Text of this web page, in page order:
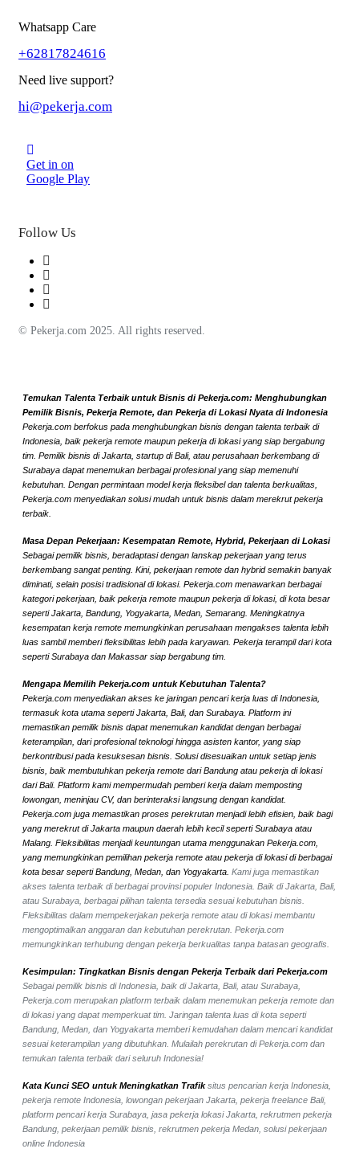
Whatsapp Care
+62817824616
Need live support?
hi@pekerja.com
Get in on
Google Play
Follow Us
© Pekerja.com 2025. All rights reserved.
Temukan Talenta Terbaik untuk Bisnis di Pekerja.com: Menghubungkan
Pemilik Bisnis, Pekerja Remote, dan Pekerja di Lokasi Nyata di Indonesia
Pekerja.com berfokus pada menghubungkan bisnis dengan talenta terbaik di
Indonesia, baik pekerja remote maupun pekerja di lokasi yang siap bergabung
tim. Pemilik bisnis di Jakarta, startup di Bali, atau perusahaan berkembang di
Surabaya dapat menemukan berbagai profesional yang siap memenuhi
kebutuhan. Dengan permintaan model kerja fleksibel dan talenta berkualitas,
Pekerja.com menyediakan solusi mudah untuk bisnis dalam merekrut pekerja
terbaik.
Masa Depan Pekerjaan: Kesempatan Remote, Hybrid, Pekerjaan di Lokasi
Sebagai pemilik bisnis, beradaptasi dengan lanskap pekerjaan yang terus
berkembang sangat penting. Kini, pekerjaan remote dan hybrid semakin banyak
diminati, selain posisi tradisional di lokasi. Pekerja.com menawarkan berbagai
kategori pekerjaan, baik pekerja remote maupun pekerja di lokasi, di kota besar
seperti Jakarta, Bandung, Yogyakarta, Medan, Semarang. Meningkatnya
kesempatan kerja remote memungkinkan perusahaan mengakses talenta lebih
luas sambil memberi fleksibilitas lebih pada karyawan. Pekerja terampil dari kota
seperti Surabaya dan Makassar siap bergabung tim.
Mengapa Memilih Pekerja.com untuk Kebutuhan Talenta?
Pekerja.com menyediakan akses ke jaringan pencari kerja luas di Indonesia,
termasuk kota utama seperti Jakarta, Bali, dan Surabaya. Platform ini
memastikan pemilik bisnis dapat menemukan kandidat dengan berbagai
keterampilan, dari profesional teknologi hingga asisten kantor, yang siap
berkontribusi pada kesuksesan bisnis. Solusi disesuaikan untuk setiap jenis
bisnis, baik membutuhkan pekerja remote dari Bandung atau pekerja di lokasi
dari Bali. Platform kami mempermudah pemberi kerja dalam memposting
lowongan, meninjau CV, dan berinteraksi langsung dengan kandidat.
Pekerja.com juga memastikan proses perekrutan menjadi lebih efisien, baik bagi
yang merekrut di Jakarta maupun daerah lebih kecil seperti Surabaya atau
Malang. Fleksibilitas menjadi keuntungan utama menggunakan Pekerja.com,
yang memungkinkan pemilihan pekerja remote atau pekerja di lokasi di berbagai
kota besar seperti Bandung, Medan, dan Yogyakarta. Kami juga memastikan
akses talenta terbaik di berbagai provinsi populer Indonesia. Baik di Jakarta, Bali,
atau Surabaya, berbagai pilihan talenta tersedia sesuai kebutuhan bisnis.
Fleksibilitas dalam mempekerjakan pekerja remote atau di lokasi membantu
mengoptimalkan anggaran dan kebutuhan perekrutan. Pekerja.com
memungkinkan terhubung dengan pekerja berkualitas tanpa batasan geografis.
Kesimpulan: Tingkatkan Bisnis dengan Pekerja Terbaik dari Pekerja.com
Sebagai pemilik bisnis di Indonesia, baik di Jakarta, Bali, atau Surabaya,
Pekerja.com merupakan platform terbaik dalam menemukan pekerja remote dan
di lokasi yang dapat memperkuat tim. Jaringan talenta luas di kota seperti
Bandung, Medan, dan Yogyakarta memberi kemudahan dalam mencari kandidat
sesuai keterampilan yang dibutuhkan. Mulailah perekrutan di Pekerja.com dan
temukan talenta terbaik dari seluruh Indonesia!
Kata Kunci SEO untuk Meningkatkan Trafiksitus pencarian kerja Indonesia,
pekerja remote Indonesia, lowongan pekerjaan Jakarta, pekerja freelance Bali,
platform pencari kerja Surabaya, jasa pekerja lokasi Jakarta, rekrutmen pekerja
Bandung, pekerjaan pemilik bisnis, rekrutmen pekerja Medan, solusi pekerjaan
online Indonesia